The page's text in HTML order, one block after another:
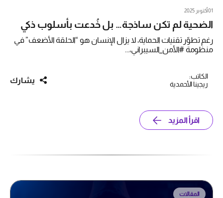
01 أكتوبر 2025
الضحية لم تكن ساذجة… بل خُدعت بأسلوب ذكي
رغم تطوّر تقنيات الحماية، لا يزال الإنسان هو “الحلقة الأضعف” في
منظومة #الأمن_السيبراني،...
الكاتب:
ريجينا الأحمدية
يشارك
اقرأ المزيد
المقالات